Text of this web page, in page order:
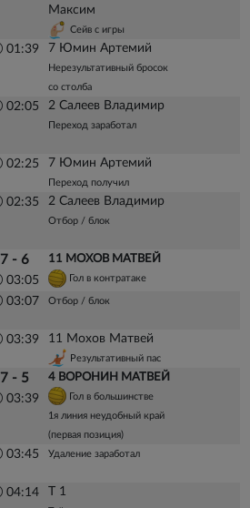
Максим
Сейв с игры
01:39 7 Юмин Артемий
Нерезультативный бросок
со столба
02:05 2 Салеев Владимир
Переход заработал
02:25 7 Юмин Артемий
Переход получил
02:35 2 Салеев Владимир
Отбор / блок
7 - 6
03:05
11 МОХОВ МАТВЕЙ
Гол в контратаке
03:07 Отбор / блок
03:39 11 Мохов Матвей
Результативный пас
7 - 5
03:39
4 ВОРОНИН МАТВЕЙ
Гол в большинстве
1я линия неудобный край
(первая позиция)
03:45 Удаление заработал
04:14 Т 1